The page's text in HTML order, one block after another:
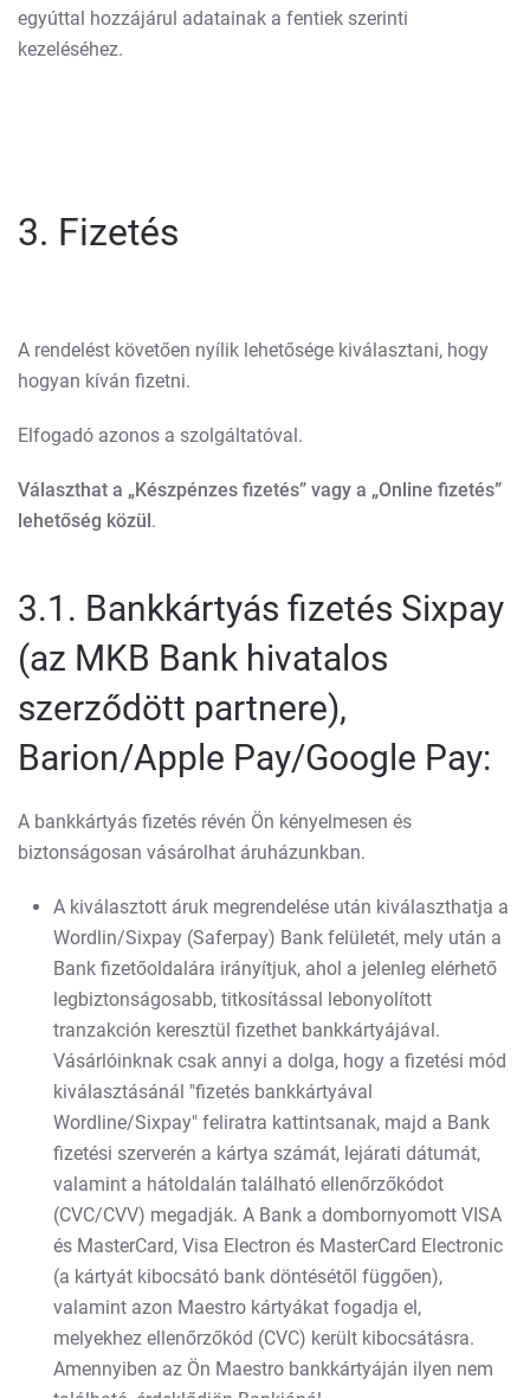
egyúttal hozzájárul adatainak a fentiek szerinti
kezeléséhez.
3. Fizetés
A rendelést követően nyílik lehetősége kiválasztani, hogy
hogyan kíván fizetni.
Elfogadó azonos a szolgáltatóval.
Választhat a „Készpénzes fizetés” vagy a „Online fizetés”
lehetőség közül.
3.1. Bankkártyás fizetés Sixpay
(az MKB Bank hivatalos
szerződött partnere),
Barion/Apple Pay/Google Pay:
A bankkártyás fizetés révén Ön kényelmesen és
biztonságosan vásárolhat áruházunkban.
A kiválasztott áruk megrendelése után kiválaszthatja a
Wordlin/Sixpay (Saferpay) Bank felületét, mely után a
Bank fizetőoldalára irányítjuk, ahol a jelenleg elérhető
legbiztonságosabb, titkosítással lebonyolított
tranzakción keresztül fizethet bankkártyájával.
Vásárlóinknak csak annyi a dolga, hogy a fizetési mód
kiválasztásánál "fizetés bankkártyával
Wordline/Sixpay" feliratra kattintsanak, majd a Bank
fizetési szerverén a kártya számát, lejárati dátumát,
valamint a hátoldalán található ellenőrzőkódot
(CVC/CVV) megadják. A Bank a dombornyomott VISA
és MasterCard, Visa Electron és MasterCard Electronic
(a kártyát kibocsátó bank döntésétől függően),
valamint azon Maestro kártyákat fogadja el,
melyekhez ellenőrzőkód (CVC) került kibocsátásra.
Amennyiben az Ön Maestro bankkártyáján ilyen nem